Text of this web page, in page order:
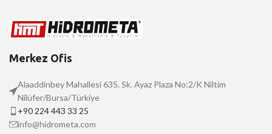
Merkez Ofis
Alaaddinbey Mahallesi 635. Sk. Ayaz Plaza No:2/K Niltim
Nilüfer/Bursa/Türkiye
+90 224 443 33 25
info@hidrometa.com